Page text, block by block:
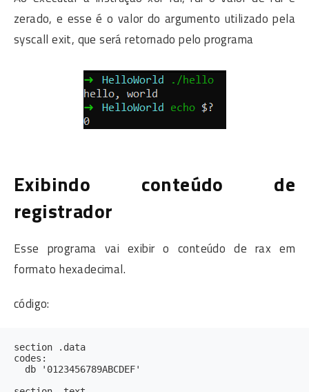
zerado, e esse é o valor do argumento utilizado pela
syscall exit, que será retornado pelo programa
Exibindo conteúdo de
registrador
Esse programa vai exibir o conteúdo de rax em
formato hexadecimal.
código:
section .data
codes:
  db '0123456789ABCDEF'